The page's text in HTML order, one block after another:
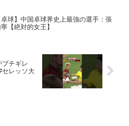
卓球】中国卓球界史上最強の選手：張
【絶対的女王】
チギレ
セレッソ大